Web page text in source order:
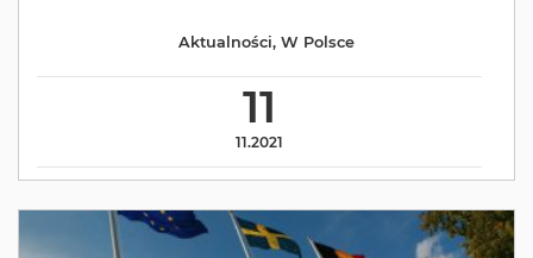
11
11.2021
Aktualności, W Polsce